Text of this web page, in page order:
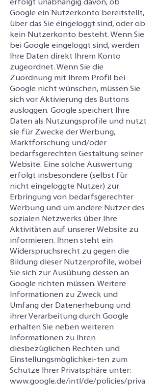
erfolgt unabhängig davon, ob
Google ein Nutzerkonto bereitstellt,
über das Sie eingeloggt sind, oder ob
kein Nutzerkonto besteht. Wenn Sie
bei Google eingeloggt sind, werden
Ihre Daten direkt Ihrem Konto
zugeordnet. Wenn Sie die
Zuordnung mit Ihrem Profil bei
Google nicht wünschen, müssen Sie
sich vor Aktivierung des Buttons
ausloggen. Google speichert Ihre
Daten als Nutzungsprofile und nutzt
sie für Zwecke der Werbung,
Marktforschung und/oder
bedarfsgerechten Gestaltung seiner
Website. Eine solche Auswertung
erfolgt insbesondere (selbst für
nicht eingeloggte Nutzer) zur
Erbringung von bedarfsgerechter
Werbung und um andere Nutzer des
sozialen Netzwerks über Ihre
Aktivitäten auf unserer Website zu
informieren. Ihnen steht ein
Widerspruchsrecht zu gegen die
Bildung dieser Nutzerprofile, wobei
Sie sich zur Ausübung dessen an
Google richten müssen. Weitere
Informationen zu Zweck und
Umfang der Datenerhebung und
ihrer Verarbeitung durch Google
erhalten Sie neben weiteren
Informationen zu Ihren
diesbezüglichen Rechten und
Einstellungsmöglichkei-ten zum
Schutze Ihrer Privatsphäre unter:
www.google.de/intl/de/policies/priva